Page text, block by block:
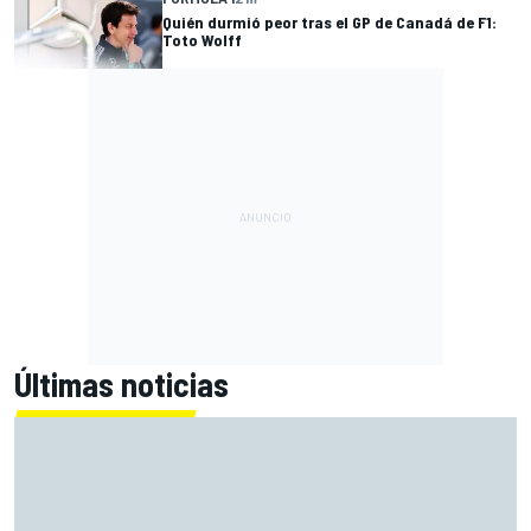
Quién durmió peor tras el GP de Canadá de F1:
Toto Wolff
Últimas noticias